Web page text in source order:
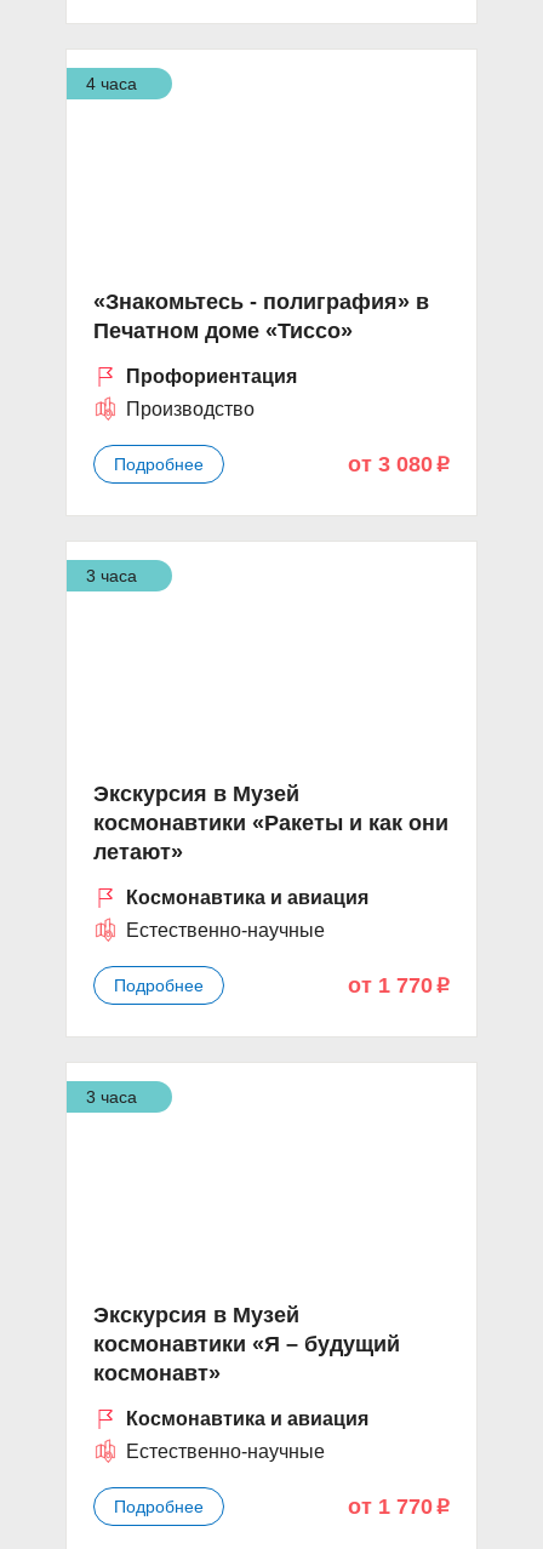
4 часа
«Знакомьтесь - полиграфия» в
Печатном доме «Тиссо»
Профориентация
Производство
Подробнее от 3 080 p
3 часа
Экскурсия в Музей
космонавтики «Ракеты и как они
летают»
Космонавтика и авиация
Естественно-научные
Подробнее от 1 770 p
3 часа
Экскурсия в Музей
космонавтики «Я – будущий
космонавт»
Космонавтика и авиация
Естественно-научные
Подробнее от 1 770 p